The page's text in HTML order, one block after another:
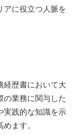
アに役立つ人脈を
経歴書において大
の業務に関与した
実践的な知識を示
ます。